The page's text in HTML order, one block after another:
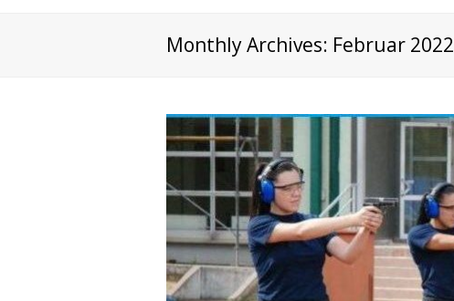
Monthly Archives: Februar 2022